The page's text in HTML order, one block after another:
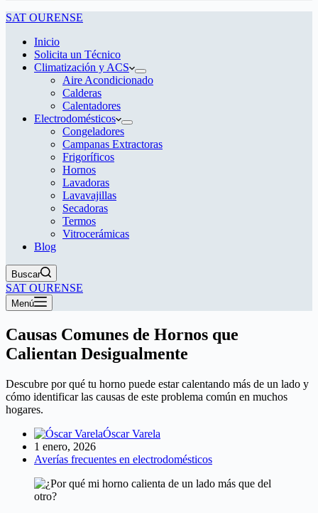
SAT OURENSE
Inicio
Solicita un Técnico
Climatización y ACS
Aire Acondicionado
Calderas
Calentadores
Electrodomésticos
Congeladores
Campanas Extractoras
Frigoríficos
Hornos
Lavadoras
Lavavajillas
Secadoras
Termos
Vitrocerámicas
Blog
Buscar
SAT OURENSE
Menú
Causas Comunes de Hornos que
Calientan Desigualmente
Descubre por qué tu horno puede estar calentando más de un lado y
cómo identificar las causas de este problema común en muchos
hogares.
Óscar Varela
1 enero, 2026
Averías frecuentes en electrodomésticos